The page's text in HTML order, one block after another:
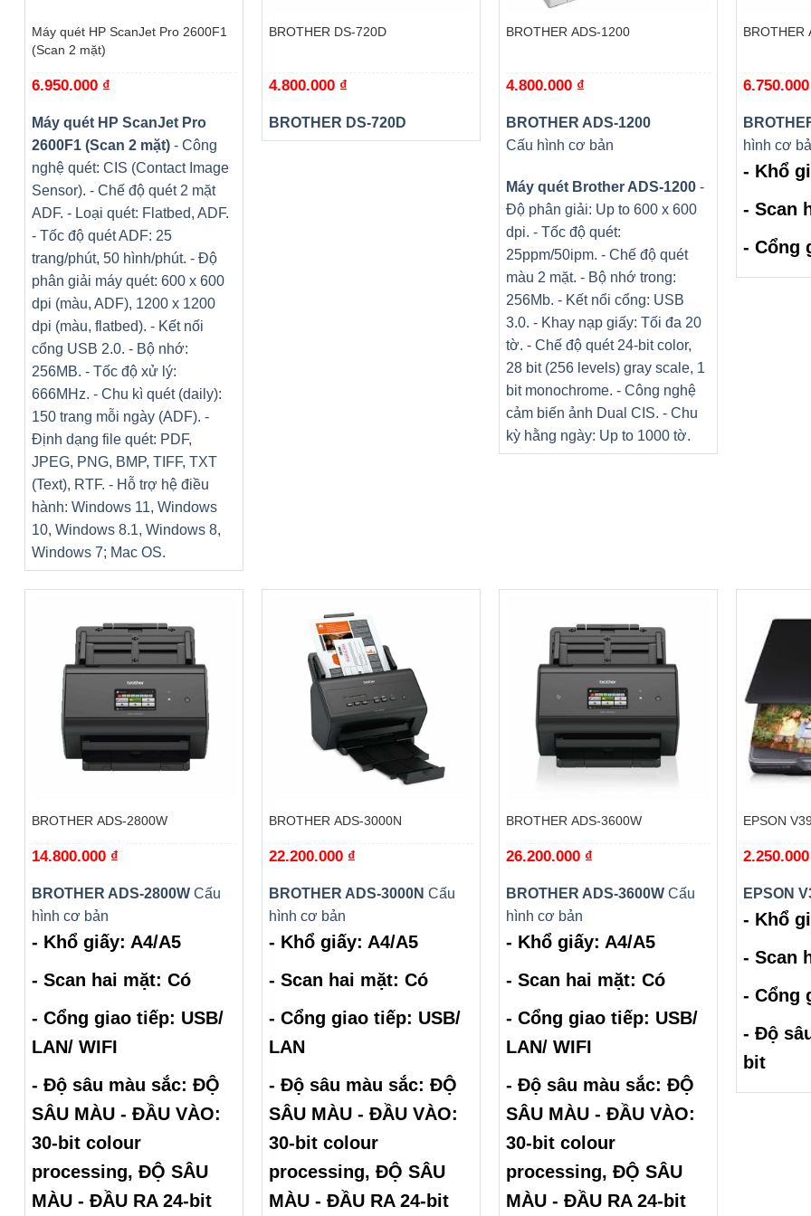
Máy quét HP ScanJet Pro 2600F1
(Scan 2 mặt)
6.950.000 ₫
Máy quét HP ScanJet Pro
2600F1 (Scan 2 mặt)- Công
nghệ quét: CIS (Contact Image
Sensor). - Chế độ quét 2 mặt
ADF. - Loại quét: Flatbed, ADF.
- Tốc độ quét ADF: 25
trang/phút, 50 hình/phút. - Độ
phân giải máy quét: 600 x 600
dpi (màu, ADF), 1200 x 1200
dpi (màu, flatbed). - Kết nối
cổng USB 2.0. - Bộ nhớ:
256MB. - Tốc độ xử lý:
666MHz. - Chu kì quét (daily):
150 trang mỗi ngày (ADF). -
Định dạng file quét: PDF,
JPEG, PNG, BMP, TIFF, TXT
(Text), RTF. - Hỗ trợ hệ điều
hành: Windows 11, Windows
10, Windows 8.1, Windows 8,
Windows 7; Mac OS.
BROTHER DS-720D
4.800.000 ₫
BROTHER DS-720D
BROTHER ADS-1200
4.800.000 ₫
BROTHER ADS-1200
Cấu hình cơ bản
Máy quét Brother ADS-1200-
Độ phân giải: Up to 600 x 600
dpi. - Tốc độ quét:
25ppm/50ipm. - Chế độ quét
màu 2 mặt. - Bộ nhớ trong:
256Mb. - Kết nổi cổng: USB
3.0. - Khay nạp giấy: Tối đa 20
tờ. - Chế độ quét 24-bit color,
28 bit (256 levels) gray scale, 1
bit monochrome. - Công nghệ
cảm biến ảnh Dual CIS. - Chu
kỳ hằng ngày: Up to 1000 tờ.
BROTHER
hình cơ
- Khổ
- Scan
- Cổng
BROTHER ADS-2800W
14.800.000 ₫
BROTHER ADS-2800WCấu
hình cơ bản
- Khổ giấy: A4/A5
- Scan hai mặt: Có
- Cổng giao tiếp: USB/
LAN/ WIFI
- Độ sâu màu sắc: ĐỘ
SÂU MÀU - ĐẦU VÀO:
30-bit colour
processing, ĐỘ SÂU
MÀU - ĐẦU RA 24-bit
BROTHER ADS-3000N
22.200.000 ₫
BROTHER ADS-3000N Cấu
hình cơ bản
- Khổ giấy: A4/A5
- Scan hai mặt: Có
- Cổng giao tiếp: USB/
LAN
- Độ sâu màu sắc: ĐỘ
SÂU MÀU - ĐẦU VÀO:
30-bit colour
processing, ĐỘ SÂU
MÀU - ĐẦU RA 24-bit
BROTHER ADS-3600W
26.200.000 ₫
BROTHER ADS-3600WCấu
hình cơ bản
- Khổ giấy: A4/A5
- Scan hai mặt: Có
- Cổng giao tiếp: USB/
LAN/ WIFI
- Độ sâu màu sắc: ĐỘ
SÂU MÀU - ĐẦU VÀO:
30-bit colour
processing, ĐỘ SÂU
MÀU - ĐẦU RA 24-bit
+
EPSON
EPSON
- Khổ
- Scan
- Cổng
- Độ
bit